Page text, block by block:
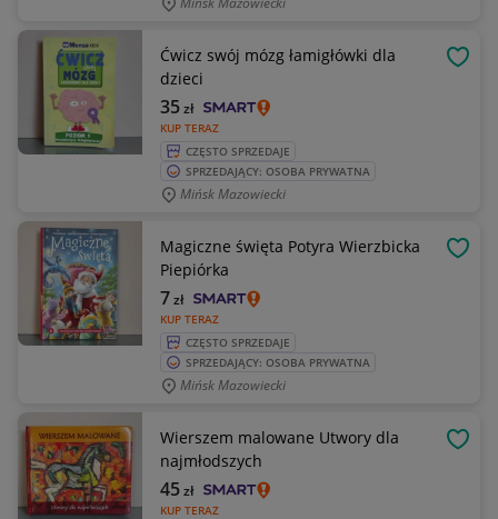
Ćwicz swój mózg łamigłówki dla
dzieci
KUP TERAZ
35zł
CZĘSTO SPRZEDAJE
SPRZEDAJĄCY: OSOBA PRYWATNA
Mińsk Mazowiecki
Magiczne święta Potyra Wierzbicka
Piepiórka
KUP TERAZ
7zł
CZĘSTO SPRZEDAJE
SPRZEDAJĄCY: OSOBA PRYWATNA
Mińsk Mazowiecki
Wierszem malowane Utwory dla
najmłodszych
KUP TERAZ
45zł